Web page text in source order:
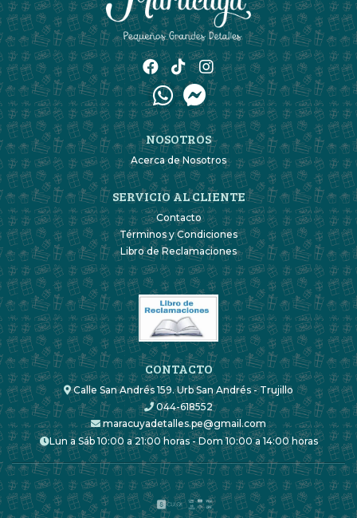
NOSOTROS
Acerca de Nosotros
SERVICIO AL CLIENTE
Contacto
Términos y Condiciones
Libro de Reclamaciones
CONTACTO
Calle San Andrés 159. Urb San Andrés - Trujillo
044-618552
maracuyadetalles.pe@gmail.com
Lun a Sáb 10:00 a 21:00 horas - Dom 10:00 a 14:00 horas